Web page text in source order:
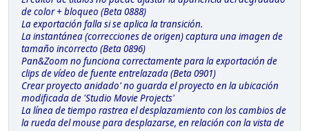
de color + bloqueo (Beta 0888)
La exportación falla si se aplica la transición.
La instantánea (correcciones de origen) captura una imagen de
tamaño incorrecto (Beta 0896)
Pan&Zoom no funciona correctamente para la exportación de
clips de vídeo de fuente entrelazada (Beta 0901)
Crear proyecto anidado' no guarda el proyecto en la ubicación
modificada de 'Studio Movie Projects'
La línea de tiempo rastrea el desplazamiento con los cambios de
la rueda del mouse para desplazarse, en relación con la vista de